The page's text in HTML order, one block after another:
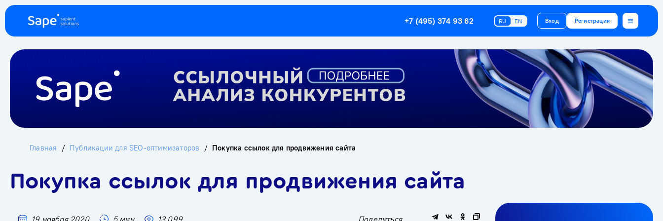
+7 (495) 374 93 62 RU EN Вход Регистрация
Главная Публикации для SEO-оптимизаторов Покупка ссылок для продвижения сайта
Покупка ссылок для продвижения сайта